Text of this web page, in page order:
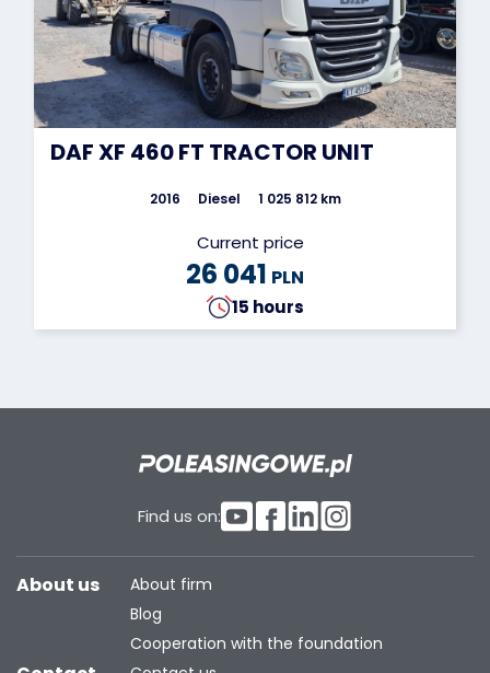
DAF XF 460 FT TRACTOR UNIT
2016 Diesel 1 025 812 km
Current price
26 041 PLN
15 hours
Find us on:
About us
About firm
Blog
Cooperation with the foundation